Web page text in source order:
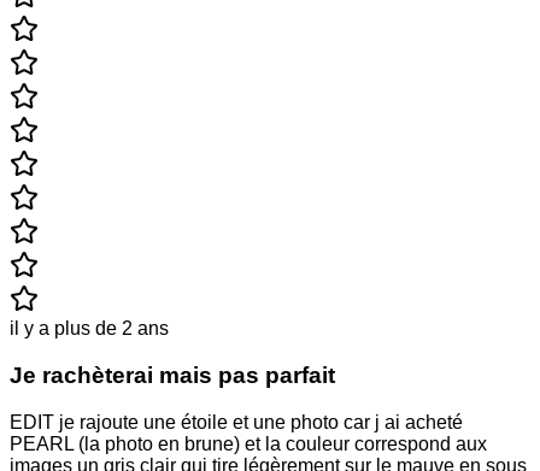
il y a plus de 2 ans
Je rachèterai mais pas parfait
EDIT je rajoute une étoile et une photo car j ai acheté
PEARL (la photo en brune) et la couleur correspond aux
images un gris clair qui tire légèrement sur le mauve en sous